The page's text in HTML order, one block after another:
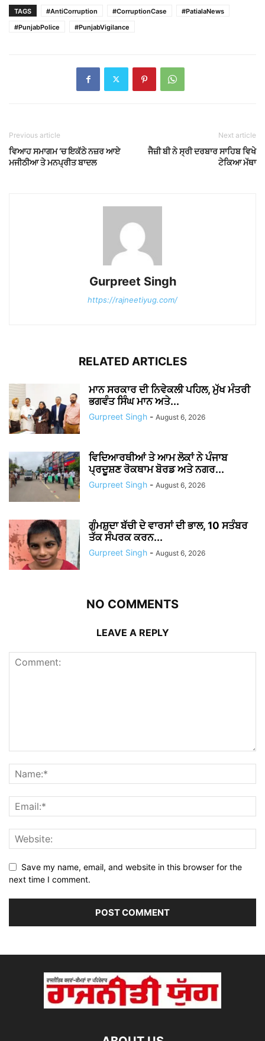
TAGS #AntiCorruption #CorruptionCase
#PatialaNews
#PunjabPolice
#PunjabVigilance
Previous article
ਵਿਆਹ ਸਮਾਗਮ ‘ਚ ਇਕੱਠੇ ਨਜ਼ਰ ਆਏ
ਮਜੀਠੀਆ ਤੇ ਮਨਪ੍ਰੀਤ ਬਾਦਲ
Next article
ਜੈਜ਼ੀ ਬੀ ਨੇ ਸ੍ਰੀ ਦਰਬਾਰ ਸਾਹਿਬ ਵਿਖੇ
ਟੇਕਿਆ ਮੱਥਾ
Gurpreet Singh
https://rajneetiyug.com/
RELATED ARTICLES
ਮਾਨ ਸਰਕਾਰ ਦੀ ਨਿਵੇਕਲੀ ਪਹਿਲ, ਮੁੱਖ ਮੰਤਰੀ
ਭਗਵੰਤ ਸਿੰਘ ਮਾਨ ਅਤੇ...
Gurpreet Singh - August 6, 2026
ਵਿਦਿਆਰਥੀਆਂ ਤੇ ਆਮ ਲੋਕਾਂ ਨੇ ਪੰਜਾਬ
ਪ੍ਰਦੂਸ਼ਣ ਰੋਕਥਾਮ ਬੋਰਡ ਅਤੇ ਨਗਰ...
Gurpreet Singh - August 6, 2026
ਗੁੰਮਸ਼ੁਦਾ ਬੱਚੀ ਦੇ ਵਾਰਸਾਂ ਦੀ ਭਾਲ, 10 ਸਤੰਬਰ
ਤੱਕ ਸੰਪਰਕ ਕਰਨ...
Gurpreet Singh - August 6, 2026
NO COMMENTS
LEAVE A REPLY
Save my name, email, and website in this browser for the
next time I comment.